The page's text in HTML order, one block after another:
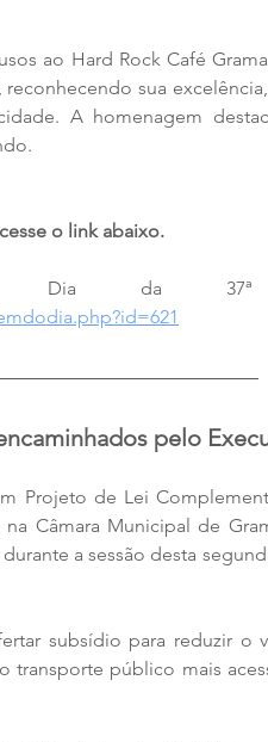
ao Hard Rock Café
sua
A homenagem
o link abaixo.
pelo
Projeto de Lei
Câmara Municipal de
a sessão desta
subsídio para reduzir o
transporte público mais